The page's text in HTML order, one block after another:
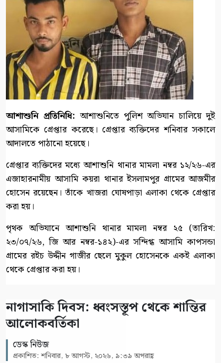
আশাশুনি প্রতিনিধি: আশাশুনিতে পুলিশ অভিযান চালিয়ে দুই
আসামিকে গ্রেপ্তার করেছে। গ্রেপ্তার ব্যক্তিদের শনিবার সকালে
আদালতে পাঠানো হয়েছে।
গ্রেপ্তার ব্যক্তিদের মধ্যে আশাশুনি থানার মামলা নম্বর ১২/২৬-এর
এজাহারনামীয় আসামি কয়রা থানার ইসলামপুর গ্রামের আজমীর
হোসেন রয়েছেন। তাঁকে খাজরা ঘোষপাড়া এলাকা থেকে গ্রেপ্তার
করা হয়।
পৃথক অভিযানে আশাশুনি থানার মামলা নম্বর ২৫ (তারিখ:
২৩/০৭/২৬, জি আর নম্বর-১৪২)-এর সন্দিগ্ধ আসামি কাপসন্ডা
গ্রামের রইচ উদ্দীন গাজীর ছেলে মুকুল হোসেনকে একই এলাকা
থেকে গ্রেপ্তার করা হয়।
নাগাসাকি দিবস: ধ্বংসস্তূপ থেকে শান্তির
আলোকবর্তিকা
ডেস্ক নিউজ
প্রকাশিত: শনিবার, ৮ আগস্ট, ২০২৬, ৯:৩৯ অপরাহ্ণ